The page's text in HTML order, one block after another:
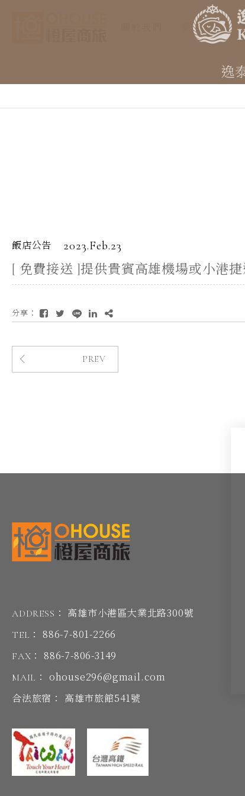
逸
優惠新訊
飯店公告 2023.Feb.23
[ 免費接送 ]提供貴賓高雄機場或小港
分享：
PREV
ADDRESS： 高雄市小港區大業北路300號
TEL： 886-7-801-2266
FAX： 886-7-806-3149
MAIL： ohouse296@gmail.com
合法旅宿： 高雄市旅館541號